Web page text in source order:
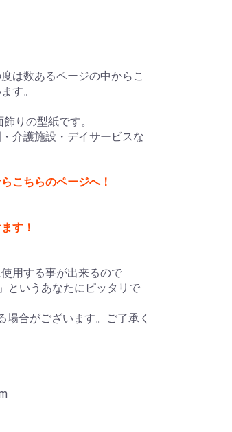
は数あるページの中からこ
す。
りの型紙です。
介護施設・デイサービスな
こちらのページへ！
す！
用する事が出来るので
というあなたにピッタリで
合がございます。ご了承く